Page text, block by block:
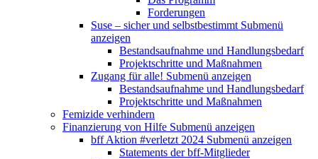
Forderungen
Suse – sicher und selbstbestimmt Submenü
anzeigen
Bestandsaufnahme und Handlungsbedarf
Projektschritte und Maßnahmen
Zugang für alle! Submenü anzeigen
Bestandsaufnahme und Handlungsbedarf
Projektschritte und Maßnahmen
Femizide verhindern
Finanzierung von Hilfe Submenü anzeigen
bff Aktion #verletzt 2024 Submenü anzeigen
Statements der bff-Mitglieder